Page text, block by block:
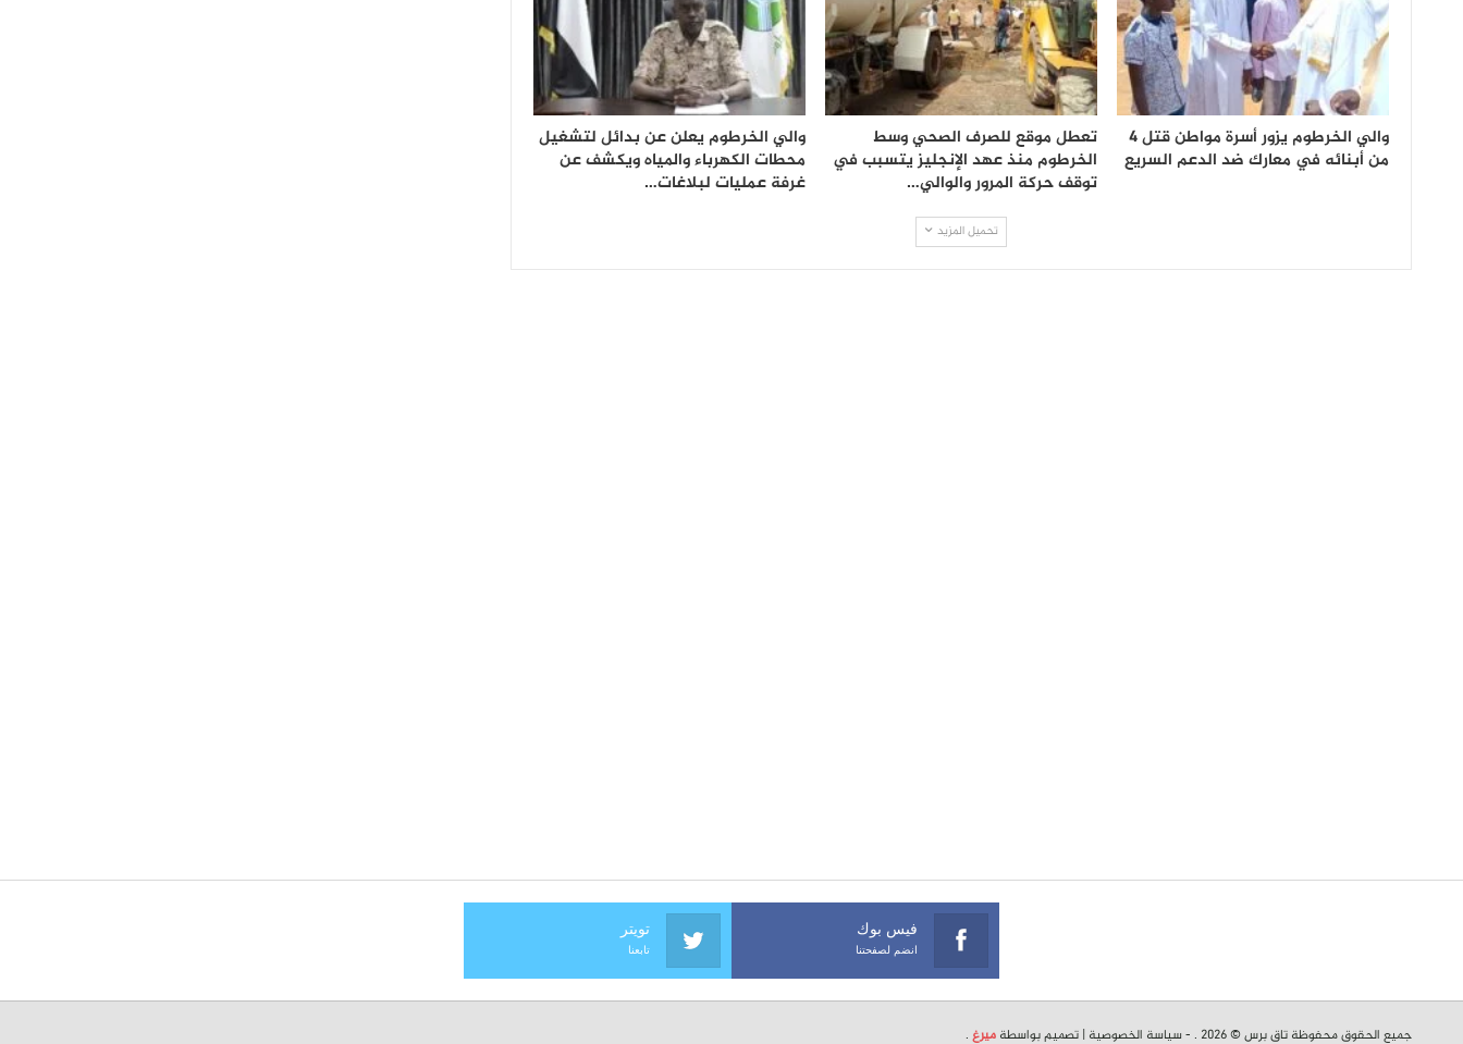
والي الخرطوم يزور أسرة مواطن قتل 4
من أبنائه في معارك ضد الدعم السريع
تعطل موقع للصرف الصحي وسط
الخرطوم منذ عهد الإنجليز يتسبب في
توقف حركة المرور والوالي…
والي الخرطوم يعلن عن بدائل لتشغيل
محطات الكهرباء والمياه ويكشف عن
غرفة عمليات لبلاغات…
تحميل المزيد
فيس بوك
انضم لصفحتنا
تويتر
تابعنا
جميع الحقوق محفوظة تاق برس © 2026 . - سياسة الخصوصية | تصميم بواسطة ميرغ .